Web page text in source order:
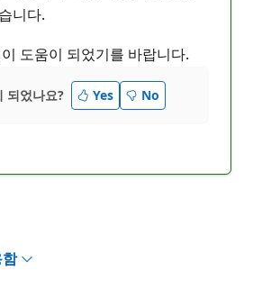
니다.
도움이 되었기를 바랍니다.
되었나요? Yes No
함